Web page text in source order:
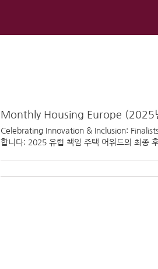
Monthly Housing Europe (2025
Celebrating Innovation & Inclusion:
합니다: 2025 유럽 책임 주택 어워드의 최종